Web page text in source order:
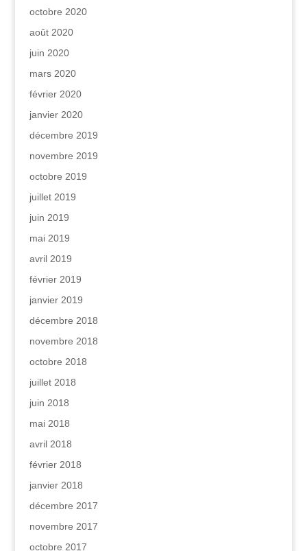
octobre 2020
août 2020
juin 2020
mars 2020
février 2020
janvier 2020
décembre 2019
novembre 2019
octobre 2019
juillet 2019
juin 2019
mai 2019
avril 2019
février 2019
janvier 2019
décembre 2018
novembre 2018
octobre 2018
juillet 2018
juin 2018
mai 2018
avril 2018
février 2018
janvier 2018
décembre 2017
novembre 2017
octobre 2017